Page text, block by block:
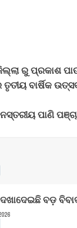
ରୁ ପ୍ରକାଶ
ବାର୍ଷିକ
ପାଣି
ବଡ଼